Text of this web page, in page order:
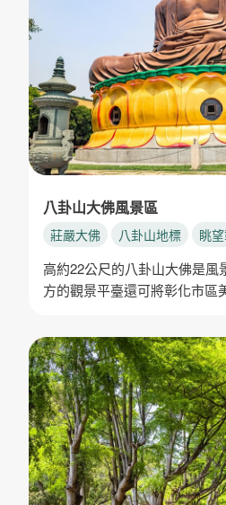
八卦山大佛風景區
莊嚴大佛 八卦山地標 眺
高約22公尺的八卦山大佛是風
方的觀景平臺還可將彰化市區